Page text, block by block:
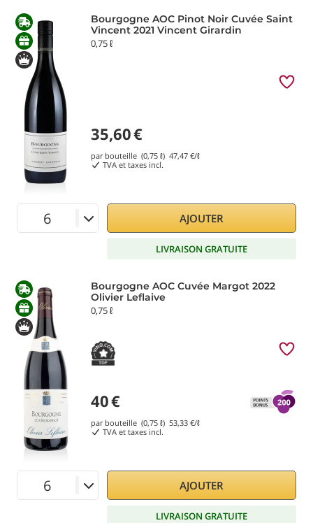
Bourgogne AOC Pinot Noir Cuvée Saint
Vincent 2021 Vincent Girardin
0,75 ℓ
35,60€
par bouteille (0,75 ℓ) 47,47 €/ℓ
TVA et taxes incl.
AJOUTER
LIVRAISON GRATUITE
Bourgogne AOC Cuvée Margot 2022
Olivier Leflaive
0,75 ℓ
40€
par bouteille (0,75 ℓ) 53,33 €/ℓ
TVA et taxes incl.
AJOUTER
LIVRAISON GRATUITE